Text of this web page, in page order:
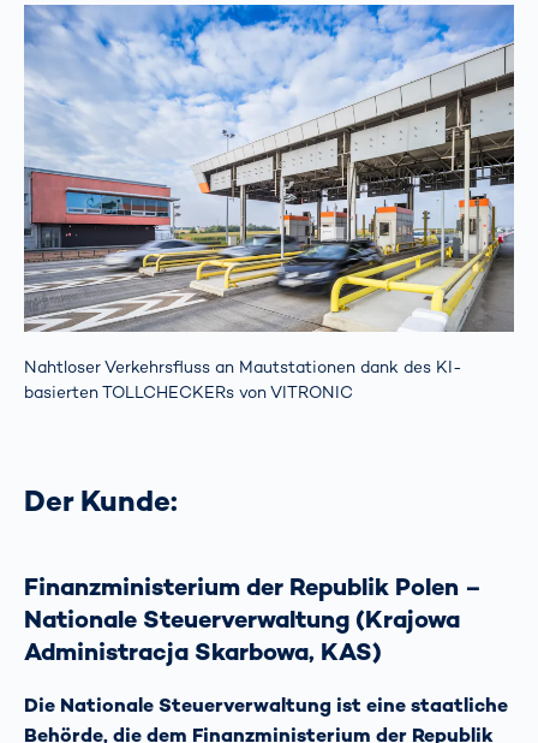
Nahtloser Verkehrsfluss an Mautstationen dank des KI-
basierten TOLLCHECKERs von VITRONIC
Der Kunde:
Finanzministerium der Republik Polen –
Nationale Steuerverwaltung (Krajowa
Administracja Skarbowa, KAS)
Die Nationale Steuerverwaltung ist eine staatliche
Behörde, die dem Finanzministerium der Republik